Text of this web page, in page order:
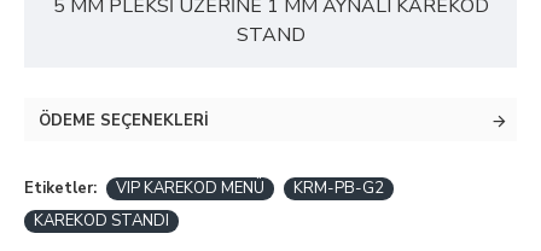
5 MM PLEKSİ ÜZERİNE 1 MM AYNALI KAREKOD
STAND
ÖDEME SEÇENEKLERI
Etiketler: VIP KAREKOD MENÜ
KRM-PB-G2
KAREKOD STANDI